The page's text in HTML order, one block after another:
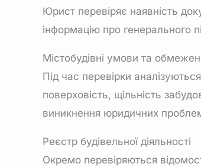
Юрист перевіряє наявність
інформацію про генерального
Містобудівні умови та
Під час перевірки
поверховість, щільність
виникнення юридичних
Реєстр будівельної діяльності
Окремо перевіряються